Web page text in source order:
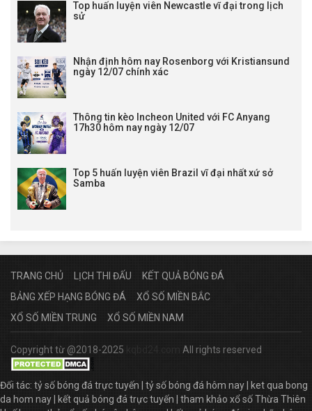
Top huấn luyện viên Newcastle vĩ đại trong lịch
sử
Nhận định hôm nay Rosenborg với Kristiansund
ngày 12/07 chính xác
Thông tin kèo Incheon United với FC Anyang
17h30 hôm nay ngày 12/07
Top 5 huấn luyện viên Brazil vĩ đại nhất xứ sở
Samba
TRANG CHỦ LỊCH THI ĐẤU
KẾT QUẢ BÓNG ĐÁ
BẢNG XẾP HẠNG BÓNG ĐÁ
XỔ SỐ MIỀN BẮC
XỔ SỐ MIỀN TRUNG
XỔ SỐ MIỀN NAM
Copyright từ @2018-2025 All rights reserved
Đối tác: tỷ số bóng đá trực tuyến tỷ số bóng đá hôm nay
ket qua bong
da hom nay
kết quả bóng đá trực tuyến
tham khảo xổ số Thừa Thiên